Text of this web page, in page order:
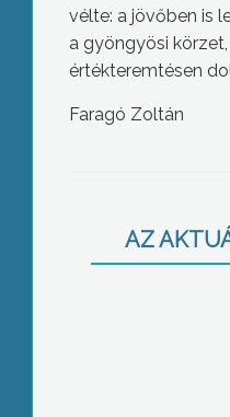
vélte: a jövőben is
a gyöngyösi
értékteremtésen
Faragó Zoltán
AZ